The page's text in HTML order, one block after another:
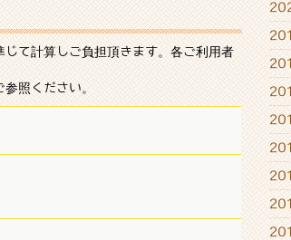
て計算しご負担頂きます。各ご利用者
照ください。